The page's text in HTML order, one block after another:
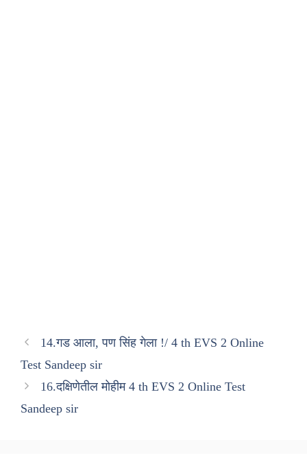
14.गड आला, पण सिंह गेला !/ 4 th EVS 2 Online
Test Sandeep sir
16.दक्षिणेतील मोहीम 4 th EVS 2 Online Test
Sandeep sir